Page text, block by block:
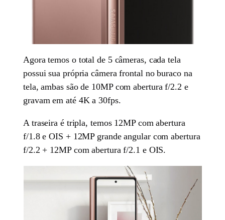
Agora temos o total de 5 câmeras, cada tela
possui sua própria câmera frontal no buraco na
tela, ambas são de 10MP com abertura f/2.2 e
gravam em até 4K a 30fps.
A traseira é tripla, temos 12MP com abertura
f/1.8 e OIS + 12MP grande angular com abertura
f/2.2 + 12MP com abertura f/2.1 e OIS.